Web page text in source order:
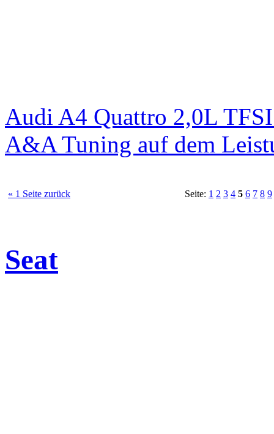
Audi A4 Quattro 2,0L
A&A Tuning auf dem
« 1 Seite zurück Seite: 1 2 3 4 5 6 7 8 9
Seat